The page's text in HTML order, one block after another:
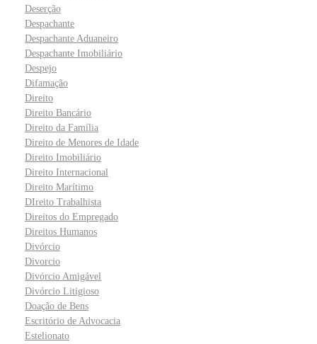
Deserção
Despachante
Despachante Aduaneiro
Despachante Imobiliário
Despejo
Difamação
Direito
Direito Bancário
Direito da Família
Direito de Menores de Idade
Direito Imobiliário
Direito Internacional
Direito Marítimo
DIreito Trabalhista
Direitos do Empregado
Direitos Humanos
Divórcio
Divorcio
Divórcio Amigável
Divórcio Litigioso
Doação de Bens
Escritório de Advocacia
Estelionato